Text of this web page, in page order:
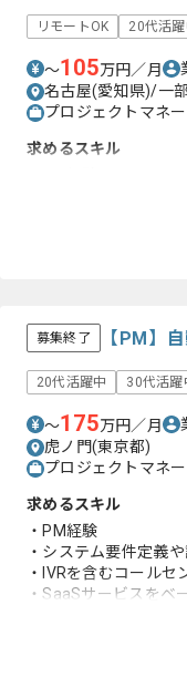
リモートOK 20代活躍
〜105万円／月
名古屋(愛知県)/一
プロジェクトマネ
求めるスキル
募集終了 【PM】
20代活躍中 30代活躍
〜175万円／月
虎ノ門(東京都)
プロジェクトマネ
求めるスキル
・PM経験
・システム要件定義
・IVRを含むコール
・SaaSサービスをベ